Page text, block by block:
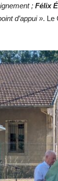
; Félix
d’appui ». Le